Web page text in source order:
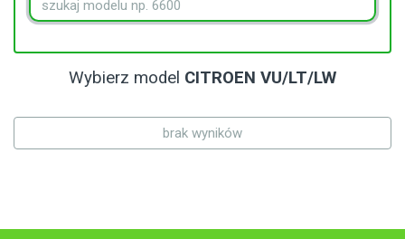
Wybierz model CITROEN VU/LT/LW
brak wyników